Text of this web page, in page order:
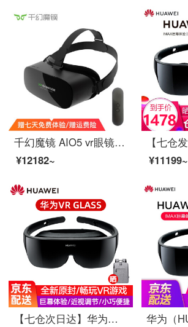
千幻魔镜 AIO5 vr眼镜一体机3D高清屏移动自带屏幕VR游戏 旗舰版
¥12182~
¥11199~
【七仓次日达】华为智能眼镜VR Glass一体机多功能近视调节虚拟现实3D高清游戏手机投屏 华为VR GlASS亮黑色